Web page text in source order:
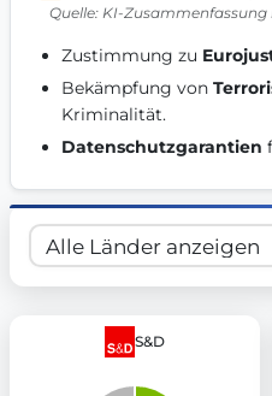
Quelle: KI-
Zustimmung zu
Bekämpfung von
Kriminalität.
Datenschutzgarantien
S&D